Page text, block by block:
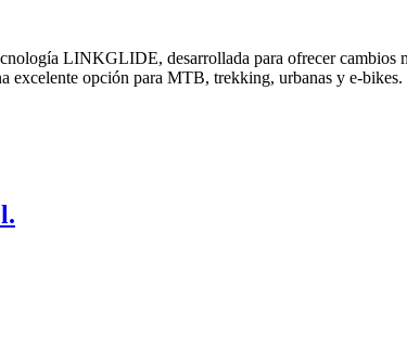
LINKGLIDE, desarrollada para ofrecer cambios
excelente opción para MTB, trekking, urbanas y e-